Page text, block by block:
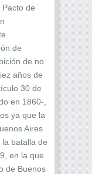
de
de
de no
años de
30 de
en 1860-,
ya que la
Aires
batalla de
en la que
de Buenos